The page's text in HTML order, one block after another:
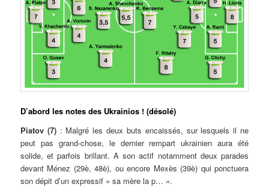
D’abord les notes des Ukrainios ! (désolé)
Piatov (7): Malgré les deux buts encaissés, sur lesquels il ne
peut pas grand-chose, le dernier rempart ukrainien aura été
solide, et parfois brillant. A son actif notamment deux parades
devant Ménez (29è, 48è), ou encore Mexès (39è) qui ponctuera
son dépit d’un expressif « sa mère la p… ».